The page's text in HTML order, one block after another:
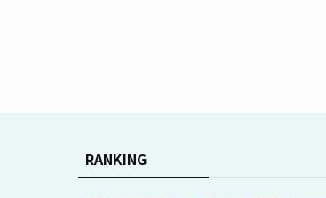
RANKING